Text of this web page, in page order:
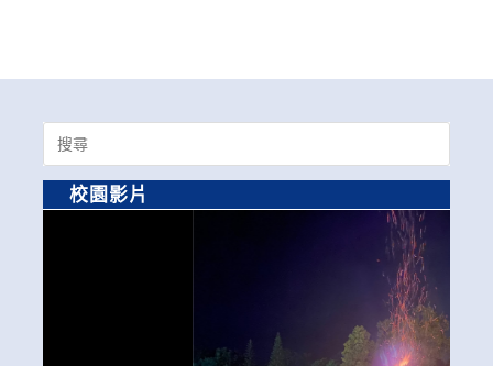
Search
for:
校園影片